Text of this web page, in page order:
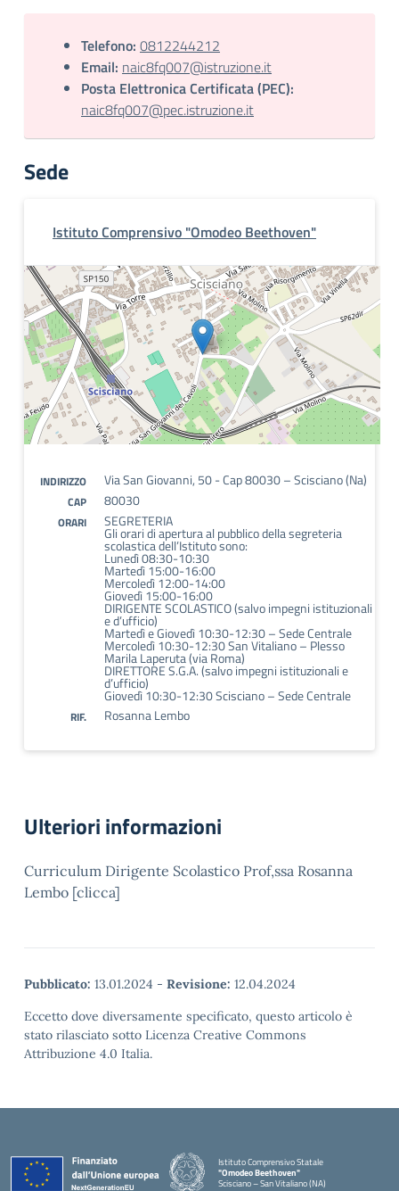
Telefono: 0812244212
Email: naic8fq007@istruzione.it
Posta Elettronica Certificata (PEC):
naic8fq007@pec.istruzione.it
Sede
Istituto Comprensivo "Omodeo Beethoven"
INDIRIZZO Via San Giovanni, 50 - Cap 80030 – Scisciano (Na)
CAP 80030
ORARI SEGRETERIA
Gli orari di apertura al pubblico della segreteria
scolastica dell’Istituto sono:
Lunedì 08:30-10:30
Martedì 15:00-16:00
Mercoledì 12:00-14:00
Giovedì 15:00-16:00
DIRIGENTE SCOLASTICO (salvo impegni istituzionali
e d’ufficio)
Martedì e Giovedì 10:30-12:30 – Sede Centrale
Mercoledì 10:30-12:30 San Vitaliano – Plesso
Marila Laperuta (via Roma)
DIRETTORE S.G.A. (salvo impegni istituzionali e
d’ufficio)
Giovedì 10:30-12:30 Scisciano – Sede Centrale
RIF. Rosanna Lembo
Ulteriori informazioni
Curriculum Dirigente Scolastico Prof,ssa Rosanna
Lembo [clicca]
Pubblicato: 13.01.2024 - Revisione: 12.04.2024
Eccetto dove diversamente specificato, questo articolo è
stato rilasciato sotto Licenza Creative Commons
Attribuzione 4.0 Italia.
Istituto Comprensivo Statale
"Omodeo Beethoven"
Scisciano – San Vitaliano (NA)